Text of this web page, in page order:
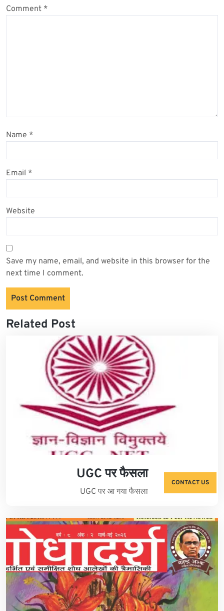
CONTACT US
Comment *
Name *
Email *
Website
Save my name, email, and website in this browser for the
next time I comment.
Related Post
UGC पर फैसला
UGC पर आ गया फैसला